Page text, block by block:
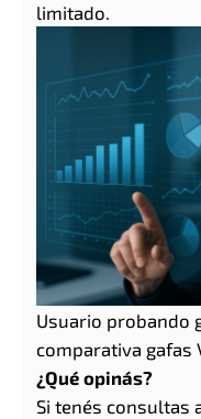
limitado.
Usuario probando
comparativa gafas
¿Qué opinás?
Si tenés consultas